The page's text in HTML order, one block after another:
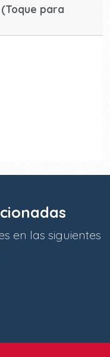
(Toque para
en las siguientes